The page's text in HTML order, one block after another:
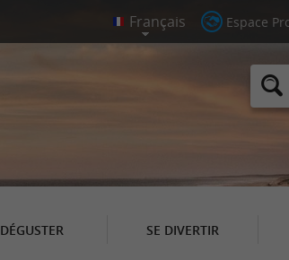
Espace
DÉGUSTER SE DIVERTIR